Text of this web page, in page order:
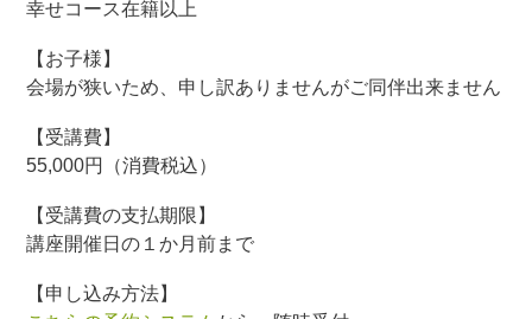
幸せコース在籍以上
【お子様】
会場が狭いため、申し訳ありませんがご同伴出来ません
【受講費】
55,000円（消費税込）
【受講費の支払期限】
講座開催日の１か月前まで
【申し込み方法】